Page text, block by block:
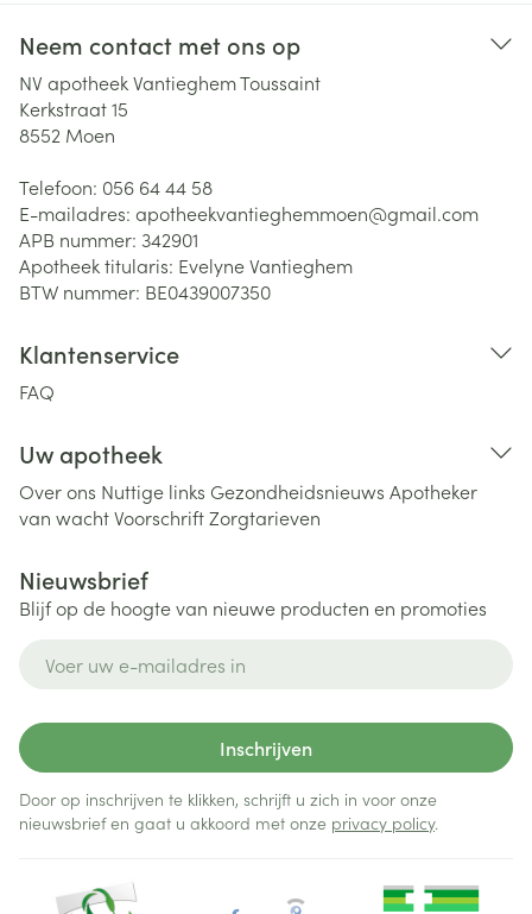
Neem contact met ons op
NV apotheek Vantieghem Toussaint
Kerkstraat 15
8552 Moen
Telefoon: 056 64 44 58
E-mailadres: apotheekvantieghemmoen@gmail.com
APB nummer: 342901
Apotheek titularis: Evelyne Vantieghem
BTW nummer: BE0439007350
Klantenservice
FAQ
Uw apotheek
Over ons Nuttige links Gezondheidsnieuws Apotheker
van wachtVoorschriftZorgtarieven
Nieuwsbrief
Blijf op de hoogte van nieuwe producten en promoties
Inschrijven
Door op inschrijven te klikken, schrijft u zich in voor onze
nieuwsbrief en gaat u akkoord met onze privacy policy.